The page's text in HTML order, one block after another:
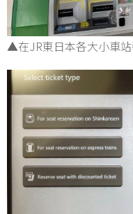
▲在JR東日本各大小車